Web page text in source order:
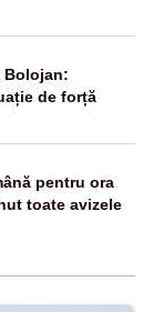
Bolojan:
de forță
pentru ora
toate avizele